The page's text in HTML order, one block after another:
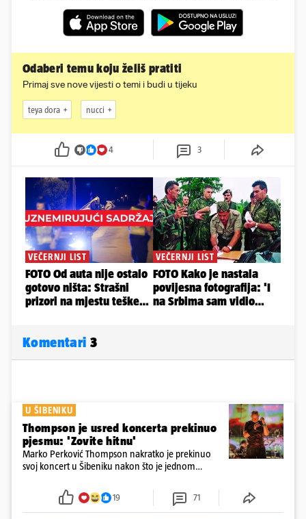
Odaberi temu koju želiš pratiti
Primaj sve nove vijesti o temi i budi u tijeku
teya dora nucci
4 3
Komentari 3
U ŠIBENIKU
Thompson je usred koncerta prekinuo
pjesmu: 'Zovite hitnu'
Marko Perković Thompson nakratko je prekinuo
svoj koncert u Šibeniku nakon što je jednom
19 71